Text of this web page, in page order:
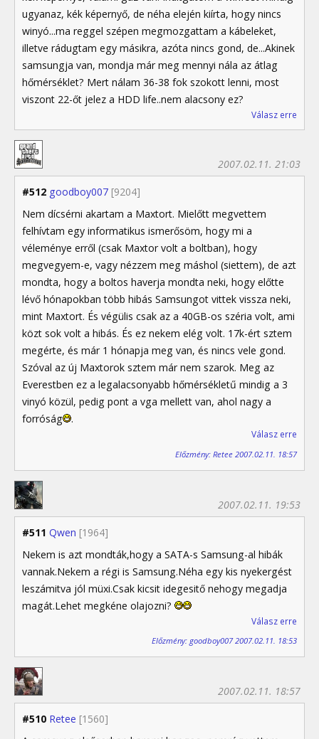
ugyanaz, kék képernyő, de néha elején kiírta, hogy nincs
winyó...ma reggel szépen megmozgattam a kábeleket,
illetve rádugtam egy másikra, azóta nincs gond, de...Akinek
samsungja van, mondja már meg mennyi nála az átlag
hőmérséklet? Mert nálam 36-38 fok szokott lenni, most
viszont 22-őt jelez a HDD life..nem alacsony ez?
Válasz erre
#512 goodboy007 [9204]
2007.02.11. 21:03
Nem dícsérni akartam a Maxtort. Mielőtt megvettem
felhívtam egy informatikus ismerősöm, hogy mi a
véleménye erről (csak Maxtor volt a boltban), hogy
megvegyem-e, vagy nézzem meg máshol (siettem), de azt
mondta, hogy a boltos haverja mondta neki, hogy előtte
lévő hónapokban több hibás Samsungot vittek vissza neki,
mint Maxtort. És végülis csak az a 40GB-os széria volt, ami
közt sok volt a hibás. És ez nekem elég volt. 17k-ért sztem
megérte, és már 1 hónapja meg van, és nincs vele gond.
Szóval az új Maxtorok sztem már nem szarok. Meg az
Everestben ez a legalacsonyabb hőmérsékletű mindig a 3
vinyó közül, pedig pont a vga mellett van, ahol nagy a
forróság
.
Válasz erre
Előzmény: Retee 2007.02.11. 18:57
#511 Qwen [1964]
2007.02.11. 19:53
Nekem is azt mondták,hogy a SATA-s Samsung-al hibák
vannak.Nekem a régi is Samsung.Néha egy kis nyekergést
leszámitva jól müxi.Csak kicsit idegesitő nehogy megadja
magát.Lehet megkéne olajozni?
Válasz erre
Előzmény: goodboy007 2007.02.11. 18:53
#510 Retee [1560]
2007.02.11. 18:57